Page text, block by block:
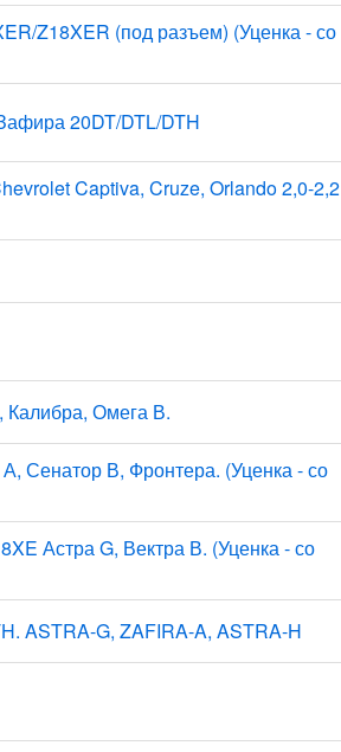
Z18XER (под разъем) (Уценка - со
20DT/DTL/DTH
Captiva, Cruze, Orlando 2,0-2,2
Калибра, Омега В.
Сенатор В, Фронтера. (Уценка - со
Астра G, Вектра В. (Уценка - со
ASTRA-G, ZAFIRA-A, ASTRA-H